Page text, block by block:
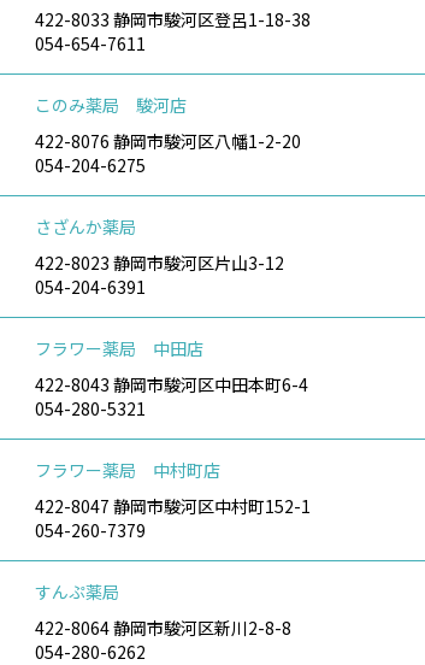
422-8033 静岡市駿河区登呂1-18-38
054-654-7611
このみ薬局 駿河店
422-8076 静岡市駿河区八幡1-2-20
054-204-6275
さざんか薬局
422-8023 静岡市駿河区片山3-12
054-204-6391
フラワー薬局 中田店
422-8043 静岡市駿河区中田本町6-4
054-280-5321
フラワー薬局 中村町店
422-8047 静岡市駿河区中村町152-1
054-260-7379
すんぷ薬局
422-8064 静岡市駿河区新川2-8-8
054-280-6262